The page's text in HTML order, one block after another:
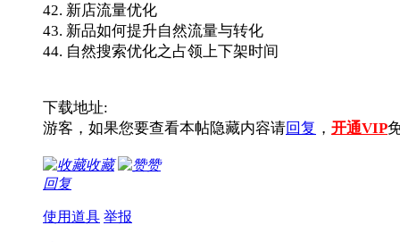
42. 新店流量优化
43. 新品如何提升自然流量与转化
44. 自然搜索优化之占领上下架时间
下载地址:
游客，如果您要查看本帖隐藏内容请回复 ， 开通VIP
收藏
赞
回复
使用道具 举报